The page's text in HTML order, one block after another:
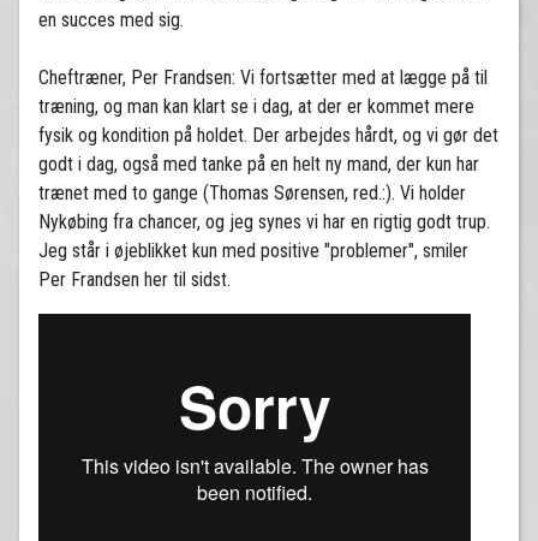
en succes med sig.
Cheftræner, Per Frandsen: Vi fortsætter med at lægge på til
træning, og man kan klart se i dag, at der er kommet mere
fysik og kondition på holdet. Der arbejdes hårdt, og vi gør det
godt i dag, også med tanke på en helt ny mand, der kun har
trænet med to gange (Thomas Sørensen, red.:). Vi holder
Nykøbing fra chancer, og jeg synes vi har en rigtig godt trup.
Jeg står i øjeblikket kun med positive "problemer", smiler
Per Frandsen her til sidst.